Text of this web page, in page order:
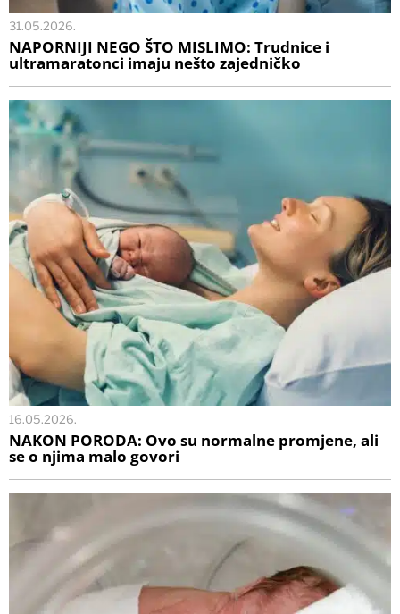
31.05.2026.
NAPORNIJI NEGO ŠTO MISLIMO: Trudnice i
ultramaratonci imaju nešto zajedničko
16.05.2026.
NAKON PORODA: Ovo su normalne promjene, ali
se o njima malo govori